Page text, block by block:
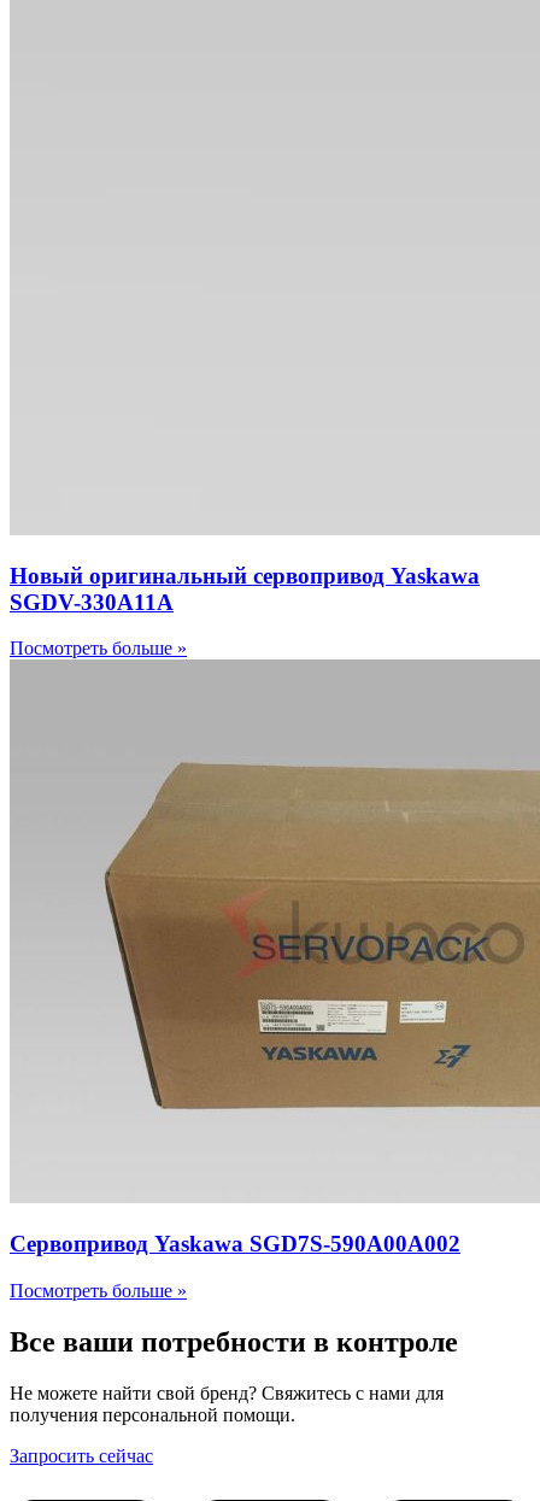
Новый оригинальный сервопривод Yaskawa
SGDV-330A11A
Посмотреть больше »
Сервопривод Yaskawa SGD7S-590A00A002
Посмотреть больше »
Все ваши потребности в контроле
Не можете найти свой бренд? Свяжитесь с нами для
получения персональной помощи.
Запросить сейчас